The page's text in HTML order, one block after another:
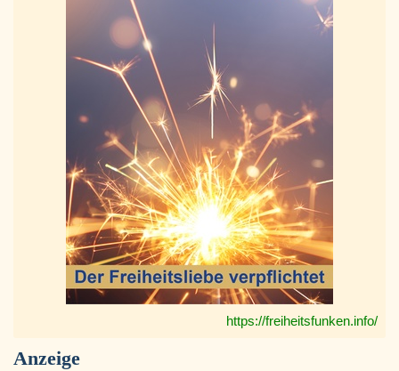
https://freiheitsfunken.info/
Anzeige